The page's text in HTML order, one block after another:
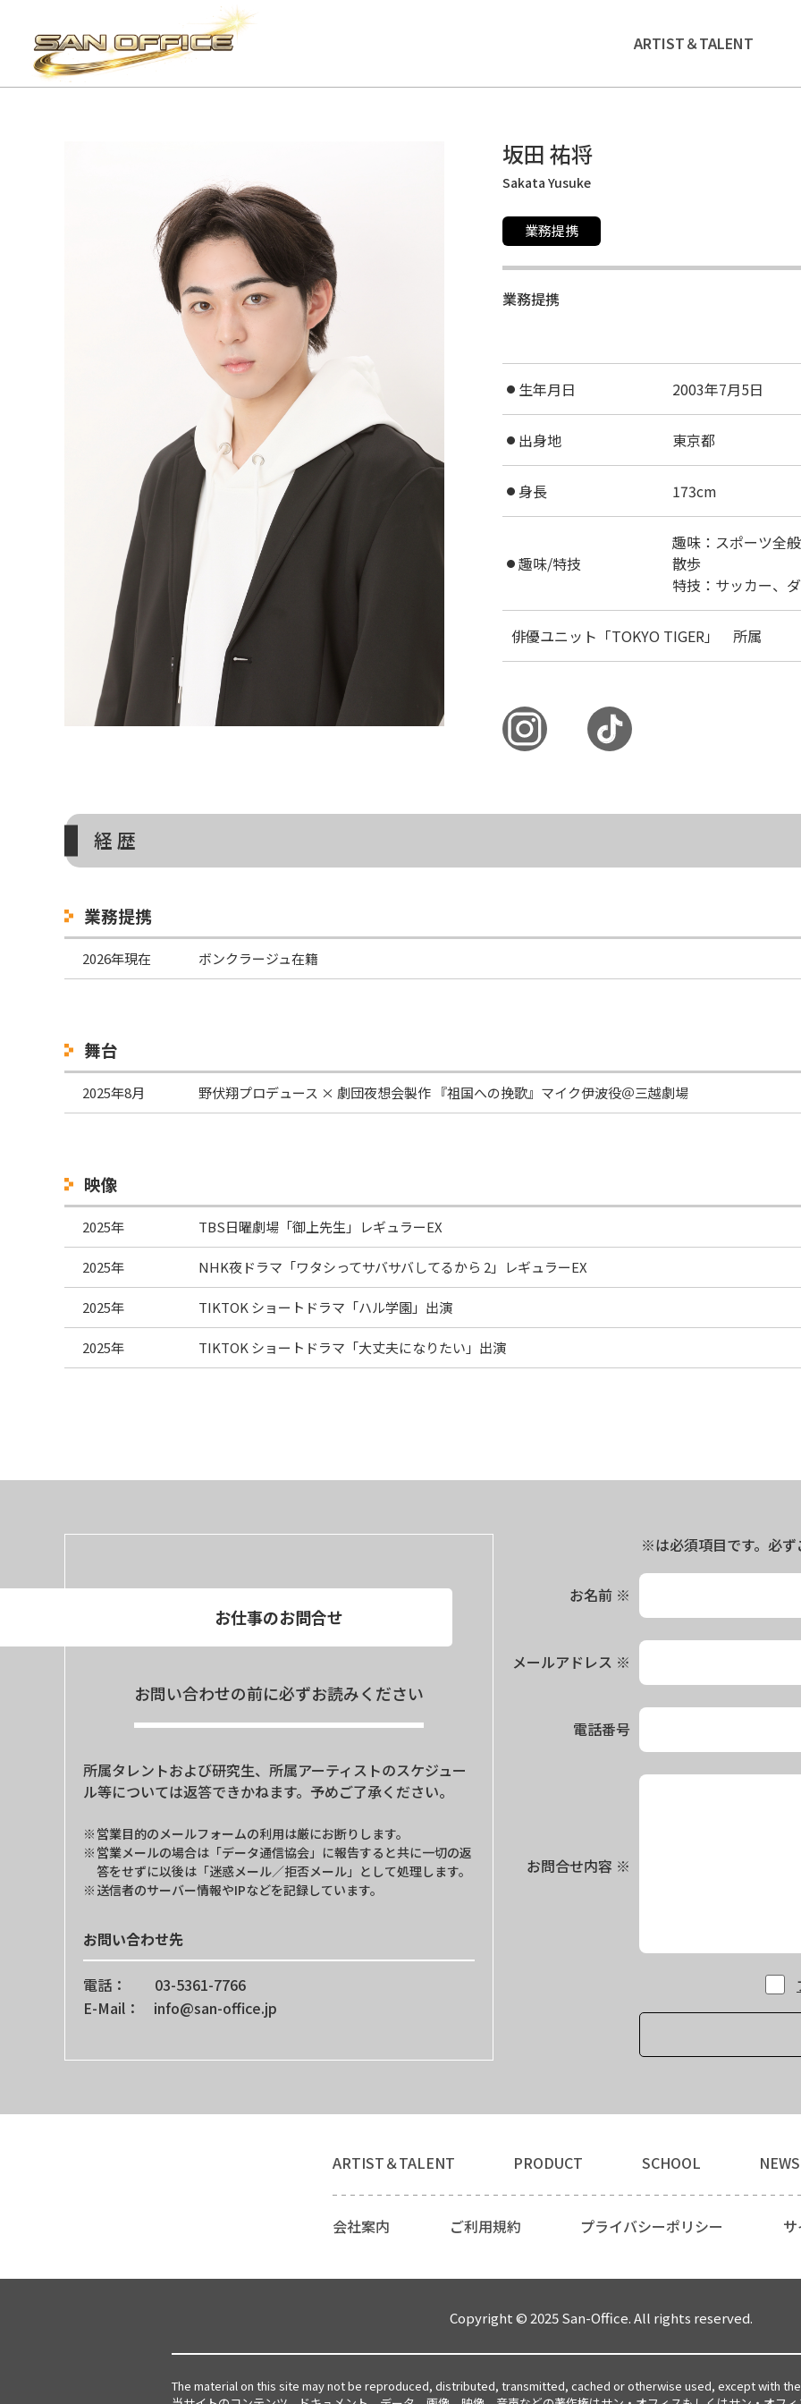
ARTIST＆TALENT
坂田 祐将
Sakata Yusuke
業務提携
業務提携
● 生年月日 2003年7月5日
● 出身地 東京都
● 身長 173cm
● 趣味/特技
趣味：スポーツ全
散歩
特技：サッカー、
俳優ユニット「TOKYO TIGER」 所属
経 歴
業務提携
2026年現在 ボンクラージュ在籍
舞台
2025年8月 野伏翔プロデュース × 劇団夜想会製作 『祖国への挽歌』マイク伊波役＠三越劇場
映像
2025年 TBS日曜劇場「御上先生」レギュラーEX
2025年 NHK夜ドラマ「ワタシってサバサバしてるから 2」レギュラーEX
2025年 TIKTOK ショートドラマ「ハル学園」出演
2025年 TIKTOK ショートドラマ「大丈夫になりたい」出演
お仕事のお問合せ
お問い合わせの前に必ずお読みください
所属タレントおよび研究生、所属アーティストのスケジュー
ル等については返答できかねます。予めご了承ください。
営業目的のメールフォームの利用は厳にお断りします。
営業メールの場合は「データ通信協会」に報告すると共に一切の返
答をせずに以後は「迷惑メール／拒否メール」として処理します。
送信者のサーバー情報やIPなどを記録しています。
お問い合わせ先
電話： 03-5361-7766
E-Mail： info@san-office.jp
※は必須項目です。必ず
お名前 ※
メールアドレス ※
電話番号
お問合せ内容 ※
ARTIST＆TALENT PRODUCT SCHOOL
会社案内 ご利用規約 プライバシーポリシー
Copyright © 2025 San-Office. All rights reserved.
The material on this site may not be reproduced, distributed, transmitted, cached or otherwise used, except with